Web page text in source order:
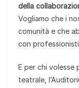
della
Vogliamo che i
comunità e che
con
E per chi volesse
teatrale,